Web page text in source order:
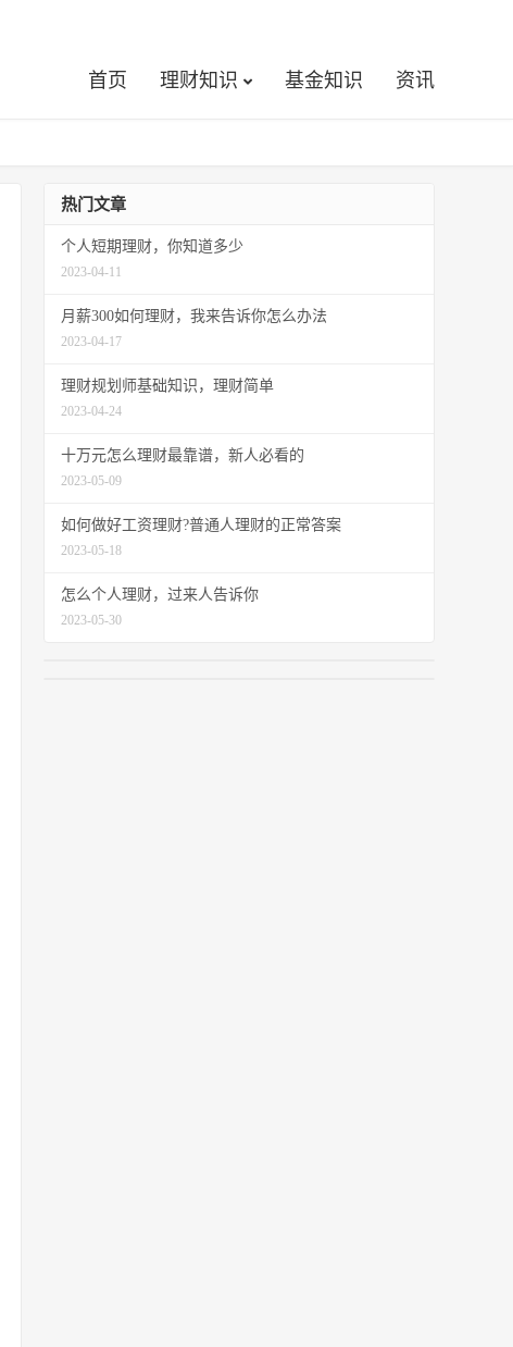
首页 理财知识 基金知识 资讯
热门文章
个人短期理财，你知道多少
2023-04-11
月薪300如何理财，我来告诉你怎么办法
2023-04-17
理财规划师基础知识，理财简单
2023-04-24
十万元怎么理财最靠谱，新人必看的
2023-05-09
如何做好工资理财?普通人理财的正常答案
2023-05-18
怎么个人理财，过来人告诉你
2023-05-30